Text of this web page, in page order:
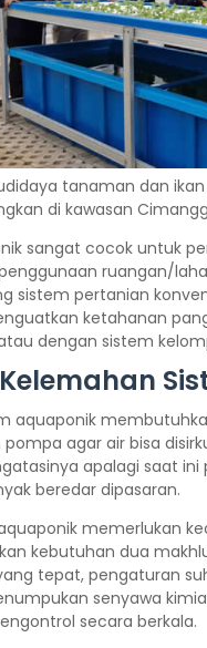
tanaman dan
di kawasan
sangat cocok untuk
ruangan/
sistem pertanian
ketahanan
dengan sistem
aquaponik
agar air bisa
apalagi saat
beredar dipasaran.
memerlukan
kebutuhan dua
tepat, pengaturan
senyawa
secara berkala.